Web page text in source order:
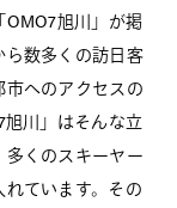
OMO7旭川」が掲
ら数多くの訪日客
へのアクセスの
川」はそんな立
くのスキーヤー
ています。その